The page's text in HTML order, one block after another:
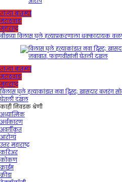
ताज्या बातम्या
मराठवाडा
महाराष्ट्र
बीडच्या विलास घुले हत्याप्रकरणाला धक्कादायक
ताज्या बातम्या
मराठवाडा
महाराष्ट्र
विलास घुले हत्याकांडात नवा ट्विस्ट; खासदार बजरंग
घेतली दखल
काही निवडक श्रेणी
अध्यात्मिक
अर्थकारण
अवर्गीकृत
आरोग्य
उत्तर महाराष्ट्र
करिअर
कोकण
क्राईम
क्रीडा